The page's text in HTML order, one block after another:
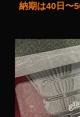
納期は40日〜